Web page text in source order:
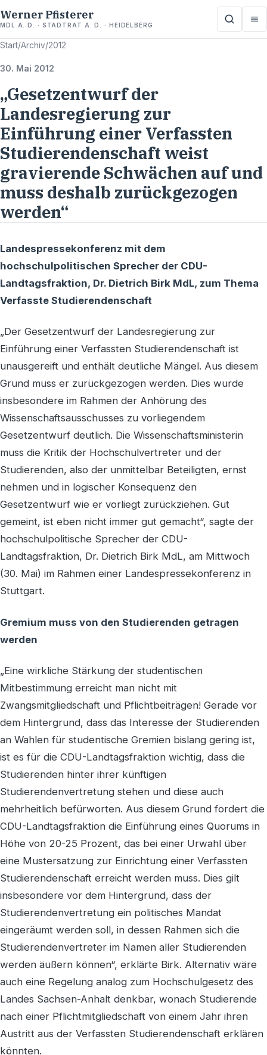
Werner Pfisterer
MDL A. D. · STADTRAT A. D. · HEIDELBERG
Start/Archiv/2012
30. Mai 2012
„Gesetzentwurf der
Landesregierung zur
Einführung einer Verfassten
Studierendenschaft weist
gravierende Schwächen auf und
muss deshalb zurückgezogen
werden“
Landespressekonferenz mit dem
hochschulpolitischen Sprecher der CDU-
Landtagsfraktion, Dr. Dietrich Birk MdL, zum Thema
Verfasste Studierendenschaft
„Der Gesetzentwurf der Landesregierung zur
Einführung einer Verfassten Studierendenschaft ist
unausgereift und enthält deutliche Mängel. Aus diesem
Grund muss er zurückgezogen werden. Dies wurde
insbesondere im Rahmen der Anhörung des
Wissenschaftsausschusses zu vorliegendem
Gesetzentwurf deutlich. Die Wissenschaftsministerin
muss die Kritik der Hochschulvertreter und der
Studierenden, also der unmittelbar Beteiligten, ernst
nehmen und in logischer Konsequenz den
Gesetzentwurf wie er vorliegt zurückziehen. Gut
gemeint, ist eben nicht immer gut gemacht“, sagte der
hochschulpolitische Sprecher der CDU-
Landtagsfraktion, Dr. Dietrich Birk MdL, am Mittwoch
(30. Mai) im Rahmen einer Landespressekonferenz in
Stuttgart.
Gremium muss von den Studierenden getragen
werden
„Eine wirkliche Stärkung der studentischen
Mitbestimmung erreicht man nicht mit
Zwangsmitgliedschaft und Pflichtbeiträgen! Gerade vor
dem Hintergrund, dass das Interesse der Studierenden
an Wahlen für studentische Gremien bislang gering ist,
ist es für die CDU-Landtagsfraktion wichtig, dass die
Studierenden hinter ihrer künftigen
Studierendenvertretung stehen und diese auch
mehrheitlich befürworten. Aus diesem Grund fordert die
CDU-Landtagsfraktion die Einführung eines Quorums in
Höhe von 20-25 Prozent, das bei einer Urwahl über
eine Mustersatzung zur Einrichtung einer Verfassten
Studierendenschaft erreicht werden muss. Dies gilt
insbesondere vor dem Hintergrund, dass der
Studierendenvertretung ein politisches Mandat
eingeräumt werden soll, in dessen Rahmen sich die
Studierendenvertreter im Namen aller Studierenden
werden äußern können“, erklärte Birk. Alternativ wäre
auch eine Regelung analog zum Hochschulgesetz des
Landes Sachsen-Anhalt denkbar, wonach Studierende
nach einer Pflichtmitgliedschaft von einem Jahr ihren
Austritt aus der Verfassten Studierendenschaft erklären
könnten.